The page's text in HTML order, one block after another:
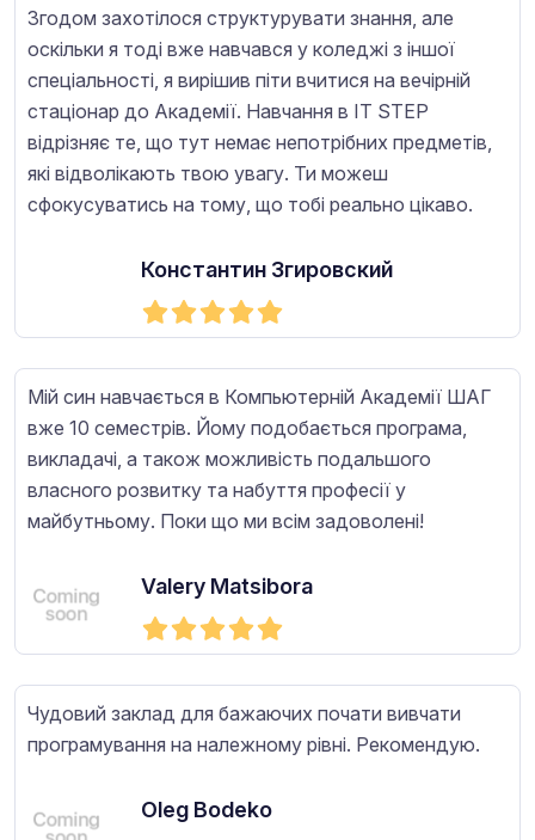
Згодом захотілося структурувати знання, але
оскільки я тоді вже навчався у коледжі з іншої
спеціальності, я вирішив піти вчитися на вечірній
стаціонар до Академії. Навчання в IT STEP
відрізняє те, що тут немає непотрібних предметів,
які відволікають твою увагу. Ти можеш
сфокусуватись на тому, що тобі реально цікаво.
Константин Згировский
Мій син навчається в Компьютерній Академії ШАГ
вже 10 семестрів. Йому подобається програма,
викладачі, а також можливість подальшого
власного розвитку та набуття професії у
майбутньому. Поки що ми всім задоволені!
Valery Matsibora
Чудовий заклад для бажаючих почати вивчати
програмування на належному рівні. Рекомендую.
Oleg Bodeko